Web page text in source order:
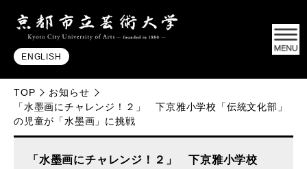
ENGLISH
TOP
お知らせ
「水墨画にチャレンジ！２」 下京雅小学校「伝統文化部」
の児童が「水墨画」に挑戦
「水墨画にチャレンジ！２」 下京雅小学校